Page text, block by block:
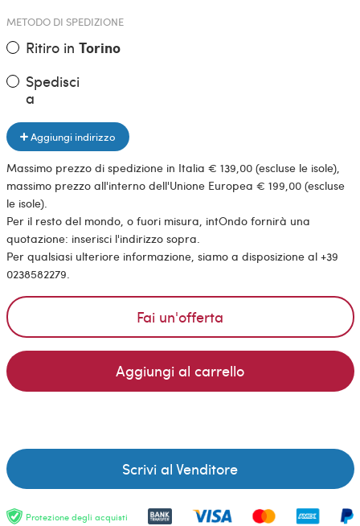
METODO DI SPEDIZIONE
Ritiro in Torino
Spedisci
a
Aggiungi indirizzo
Massimo prezzo di spedizione in Italia € 139,00 (escluse le isole),
massimo prezzo all'interno dell'Unione Europea € 199,00 (escluse
le isole).
Per il resto del mondo, o fuori misura, intOndo fornirà una
quotazione: inserisci l'indirizzo sopra.
Per qualsiasi ulteriore informazione, siamo a disposizione al +39
0238582279.
Fai un'offerta
Aggiungi al carrello
Scrivi al Venditore
Protezione degli acquisti